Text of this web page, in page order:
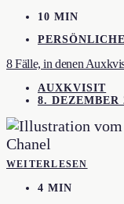
10 MIN
8 Fälle, in denen
AUXKVISIT
8. DEZEMBER
WEITERLESEN
4 MIN